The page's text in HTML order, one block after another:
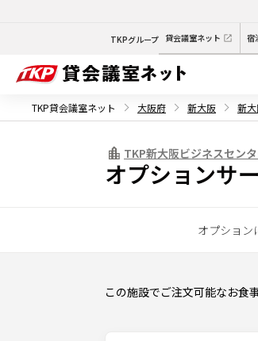
TKPグループ 貸会議室ネット 宿
TKP貸会議室ネット 大阪府 新大阪 新
TKP新大阪ビジネスセン
オプションサ
オプション
この施設でご注文可能なお食